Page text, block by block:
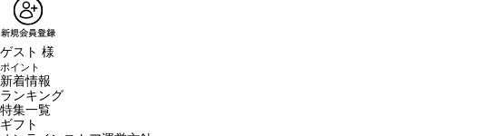
ゲスト 様
ポイント
新着情報
ランキング
特集一覧
ギフト